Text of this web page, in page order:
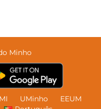
Minho
UMinho
EEUM